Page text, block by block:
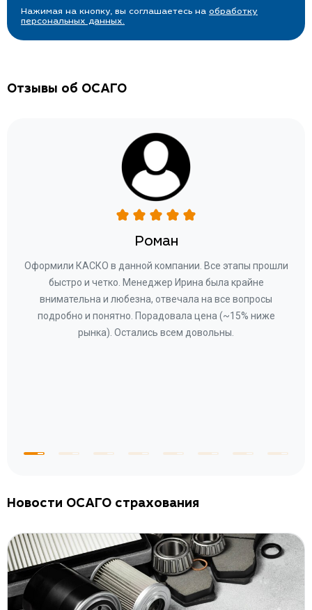
Нажимая на кнопку, вы соглашаетесь на обработку
персональных данных.
Отзывы об ОСАГО
Роман
Оформили КАСКО в данной компании. Все этапы прошли
быстро и четко. Менеджер Ирина была крайне
внимательна и любезна, отвечала на все вопросы
подробно и понятно. Порадовала цена (~15% ниже
рынка). Остались всем довольны.
Новости ОСАГО страхования